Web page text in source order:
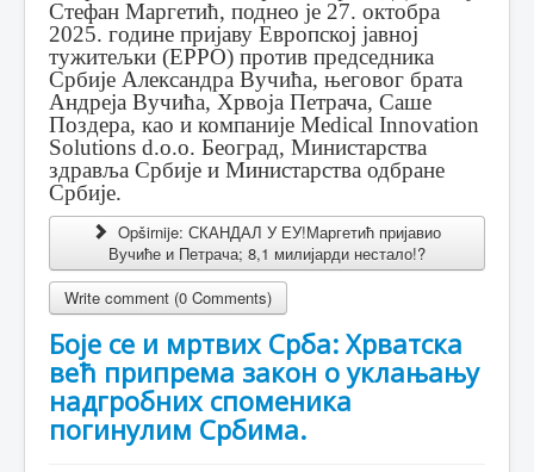
Стефан Маргетић, поднео је 27. октобра
2025. године пријаву Европској јавној
тужитељки (EPPO) против председника
Србије Александра Вучића, његовог брата
Андреја Вучића, Хрвоја Петрача, Саше
Поздера, као и компаније Medical Innovation
Solutions d.o.o. Београд, Министарства
здравља Србије и Министарства одбране
Србије.
Opširnije: СКАНДАЛ У ЕУ!Маргетић пријавио
Вучиће и Петрача; 8,1 милијарди нестало!?
Write comment (0 Comments)
Боје се и мртвих Срба: Хрватска
већ припрема закон о уклањању
надгробних споменика
погинулим Србима.